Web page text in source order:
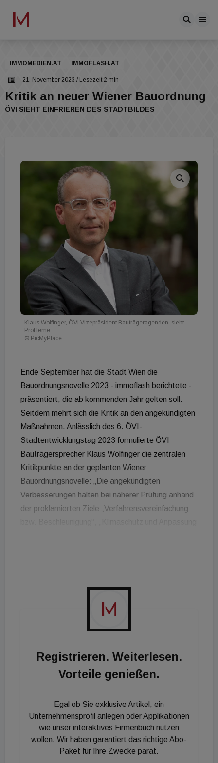
IMMOMEDIEN.AT IMMOFLASH.AT
21. November 2023 / Lesezeit 2 min
Kritik an neuer Wiener Bauordnung
ÖVI SIEHT EINFRIEREN DES STADTBILDES
Klaus Wolfinger, ÖVI Vizepräsident Bauträgeragenden, sieht
Probleme.
© PicMyPlace
Ende September hat die Stadt Wien die
Bauordnungsnovelle 2023 - immoflash berichtete -
präsentiert, die ab kommenden Jahr gelten soll.
Seitdem mehrt sich die Kritik an den angekündigten
Maßnahmen. Anlässlich des 6. ÖVI-
Stadtentwicklungstag 2023 formulierte ÖVI
Bauträgersprecher Klaus Wolfinger die zentralen
Kritikpunkte an der geplanten Wiener
Bauordnungsnovelle: „Die angekündigten
Verbesserungen halten bei näherer Prüfung anhand
der proklamierten Ziele „Verfahrensvereinfachung
Ziele durch neue, überschießende Regelungen zum
Teil konterkariert werden.“
In der aktuellen Phase des Feinschliffs der Novelle
wäre vordringlich, die mit der konzipierten
unweigerlich einhergehende Rechtsunsicherheit
wieder zurückzunehmen. Denn andernfalls müsse
Bauprojekten gerechnet werden, was Projekte
verzögert, damit verteuert und auch für Behörden
sowie Gerichte eine Mehrbelastung bedeutete.
Besonders kritisch zu sehen, so Wolfinger, ist das
zu erwartende „Einfrieren“ des Stadtbildes.
Registrieren. Weiterlesen.
Vorteile genießen.
Egal ob Sie exklusive Artikel, ein
Unternehmensprofil anlegen oder Applikationen
wie unser interaktives Firmenbuch nutzen
wollen. Wir haben garantiert das richtige Abo-
Paket für Ihre Zwecke parat.